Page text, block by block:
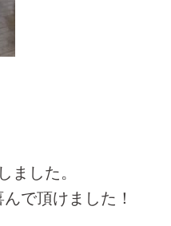
ました。
で頂けました！